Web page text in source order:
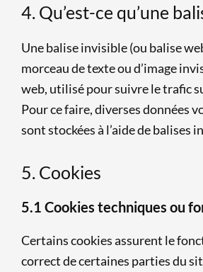
4. Qu’est-ce qu’une
Une balise invisible (ou balise
morceau de texte ou d’image
web, utilisé pour suivre le trafic
Pour ce faire, diverses données
sont stockées à l’aide de balises
5. Cookies
5.1 Cookies techniques ou
Certains cookies assurent le
correct de certaines parties du